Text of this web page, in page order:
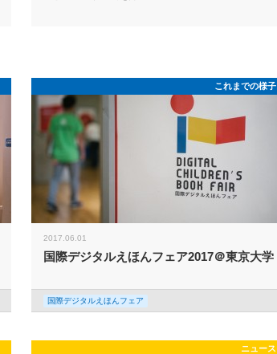
これまでの様子
2017.06.01
国際デジタルえほんフェア2017＠東京大学
国際デジタルえほんフェア
ニュース